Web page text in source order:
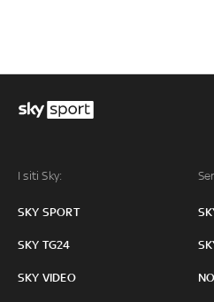
I siti Sky:
SKY SPORT
SKY TG24
SKY VIDEO